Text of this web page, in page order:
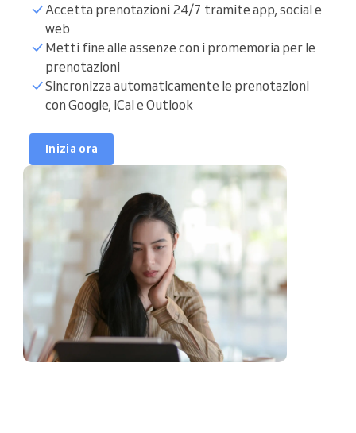
Accetta prenotazioni 24/7 tramite app, social e
web
Metti fine alle assenze con i promemoria per le
prenotazioni
Sincronizza automaticamente le prenotazioni
con Google, iCal e Outlook
Inizia ora